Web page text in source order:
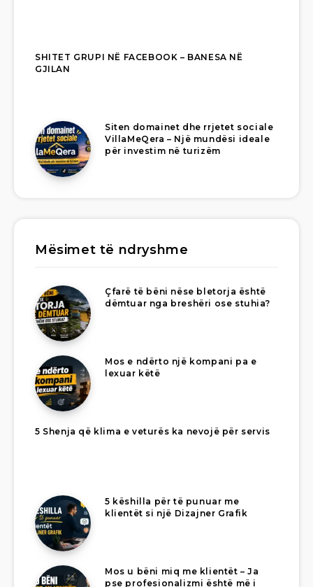
SHITET GRUPI NË FACEBOOK – BANESA NË
GJILAN
Siten domainet dhe rrjetet sociale
VillaMeQera – Një mundësi ideale
për investim në turizëm
Mësimet të ndryshme
Çfarë të bëni nëse bletorja është
dëmtuar nga breshëri ose stuhia?
Mos e ndërto një kompani pa e
lexuar këtë
5 Shenja që klima e veturës ka nevojë për servis
5 këshilla për të punuar me
klientët si një Dizajner Grafik
Mos u bëni miq me klientët – Ja
pse profesionalizmi është më i